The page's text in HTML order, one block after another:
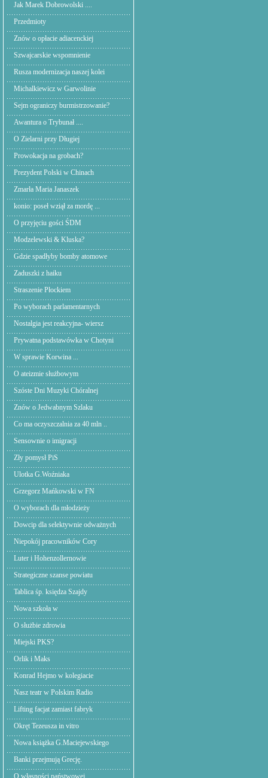
Jak Marek Dobrowolski ....
Przedmioty
Znów o opłacie adiacenckiej
Szwajcarskie wspomnienie
Rusza modernizacja naszej kolei
Michalkiewicz w Garwolinie
Sejm ograniczy burmistrzowanie?
Awantura o Trybunał ....
O Zielarni przy Długiej
Prowokacja na grobach?
Prezydent Polski w Chinach
Zmarła Maria Janaszek
konio: poseł wziął za mordę ...
O przyjęciu gości ŚDM
Modzelewski & Kluska?
Gdzie spadłyby bomby atomowe
Zaduszki z haiku
Straszenie Płockiem
Po wyborach parlamentarnych
Nostalgia jest reakcyjna- wiersz
Prywatna podstawówka w Chotyni
W sprawie Korwina ...
O ateizmie służbowym
Szóste Dni Muzyki Chóralnej
Znów o Jedwabnym Szlaku
Co ma oczyszczalnia za 40 mln ..
Sensownie o imigracji
Zły pomysł PiS
Ulotka G.Woźniaka
Grzegorz Mańkowski w FN
O wyborach dla młodzieży
Dowcip dla selektywnie odważnych
Niepokój pracowników Cory
Luter i Hohenzollernowie
Strategiczne szanse powiatu
Tablica śp. księdza Szajdy
Nowa szkoła w
O służbie zdrowia
Miejski PKS?
Orlik i Maks
Konrad Hejmo w kolegiacie
Nasz teatr w Polskim Radio
Lifting facjat zamiast fabryk
Okręt Tezeusza in vitro
Nowa książka G.Maciejewskiego
Banki przejmują Grecję.
O własności państwowej